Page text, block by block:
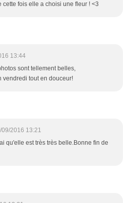
cette fois elle a choisi une fleur ! <3
13:44
sont tellement belles,
vendredi tout en douceur!
09/2016 13:21
qu'elle est très très belle.Bonne fin de